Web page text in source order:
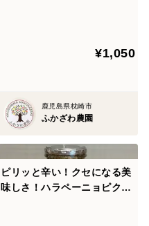
¥1,050
鹿児島県枕崎市
ふかざわ農園
ピリッと辛い！クセになる美
味しさ！ハラペーニョピクル